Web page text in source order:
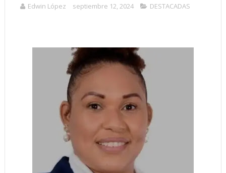
Edwin López septiembre 12, 2024 DESTACADAS